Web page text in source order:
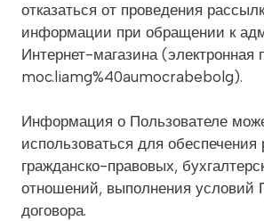
отказаться от проведения
информации при обращении к
Интернет-магазина (электронная
moc.liamg%40aumocrabebolg).
Информация о Пользователе
использоваться для обеспечения
гражданско-правовых,
отношений, выполнения условий
договора.